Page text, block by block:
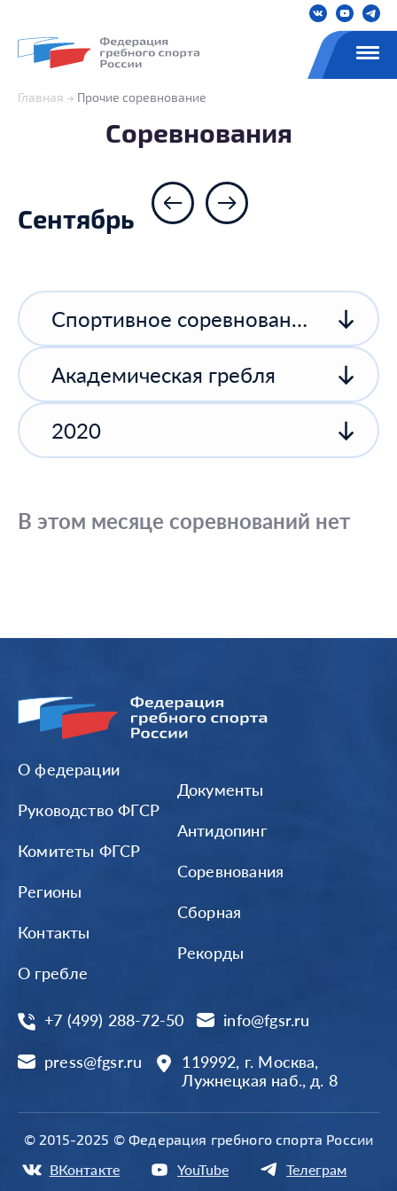
Главная Прочие соревнование
Соревнования
Сентябрь
Спортивное соревнование спортивной организации
Академическая гребля
2020
В этом месяце соревнований нет
О федерации
Руководство ФГСР
Комитеты ФГСР
Регионы
Контакты
О гребле
Документы
Антидопинг
Соревнования
Сборная
Рекорды
+7 (499) 288-72-50 info@fgsr.ru
press@fgsr.ru
119992, г. Москва,
Лужнецкая наб., д. 8
© 2015-2025 © Федерация гребного спорта России
ВКонтакте YouTube Телеграм